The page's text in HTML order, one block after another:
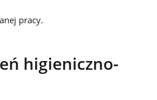
pracy.
higieniczno-